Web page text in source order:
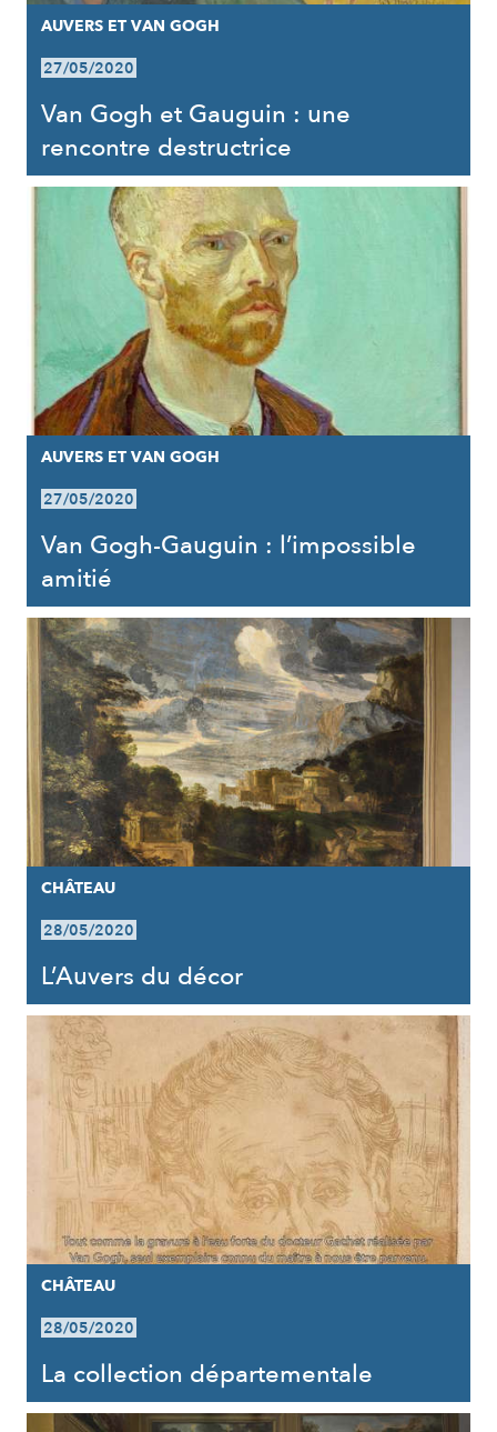
AUVERS ET VAN GOGH
27/05/2020
Van Gogh et Gauguin : une
rencontre destructrice
AUVERS ET VAN GOGH
27/05/2020
Van Gogh-Gauguin : l’impossible
amitié
CHÂTEAU
28/05/2020
L’Auvers du décor
CHÂTEAU
28/05/2020
La collection départementale